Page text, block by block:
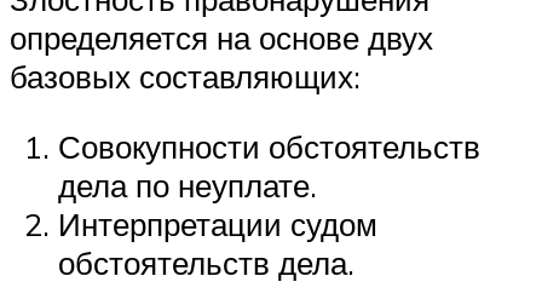
определяется на основе двух
базовых составляющих:
Совокупности обстоятельств
дела по неуплате.
Интерпретации судом
обстоятельств дела.